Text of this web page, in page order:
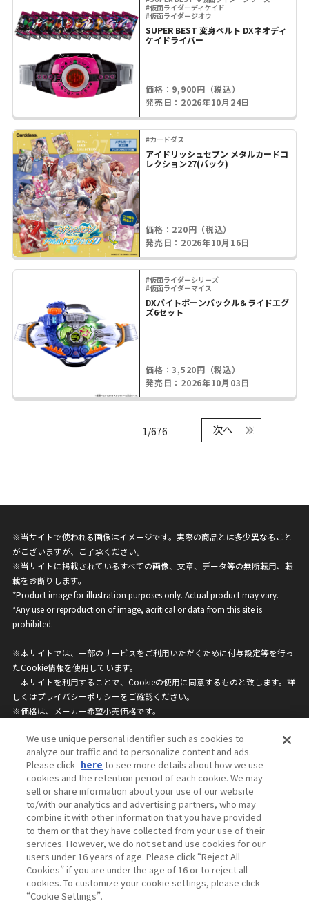
#仮面ライダーディケイド
#仮面ライダージオウ
SUPER BEST 変身ベルト DXネオディ
ケイドライバー
価格：9,900円（税込）
発売日：2026年10月24日
#カードダス
アイドリッシュセブン メタルカードコ
レクション27(パック)
価格：220円（税込）
発売日：2026年10月16日
#仮面ライダーシリーズ
#仮面ライダーマイス
DXバイトボーンバックル＆ライドエグ
ズ6セット
価格：3,520円（税込）
発売日：2026年10月03日
1/676 次へ
※当サイトで使われる画像はイメージです。実際の商品とは多少異なること
がございますが、ご了承ください。
※当サイトに掲載されているすべての画像、文章、データ等の無断転用、転
載をお断りします。
*Product image for illustration purposes only. Actual product may vary.
*Any use or reproduction of image, acritical or data from this site is
prohibited.
※本サイトでは、一部のサービスをご利用いただくために付与設定等を行っ
たCookie情報を使用しています。
本サイトを利用することで、Cookieの使用に同意するものと致します。詳
しくはプライバシーポリシーをご確認ください。
※価格は、メーカー希望小売価格です。
ざいますのでご了承ください。
privacypolicy
Do Not Sell or Share My
Personal Information
ウェブサイトご利用条件
ソーシャルメディアポリシー
個人情報保護方針
お問い合わせ
©BANDAI
We use unique personal identifier such as cookies to
analyze our traffic and to personalize content and ads.
Please click here to see more details about how we use
cookies and the retention period of each cookie. We may
sell or share information about your use of our website
to/with our analytics and advertising partners, who may
combine it with other information that you have provided
to them or that they have collected from your use of their
services. However, we do not set and use cookies for our
users under 16 years of age. Please click “Reject All
Cookies” if you are under the age of 16 or to reject all
cookies. To customize your cookie settings, please click
“Cookie Settings”.